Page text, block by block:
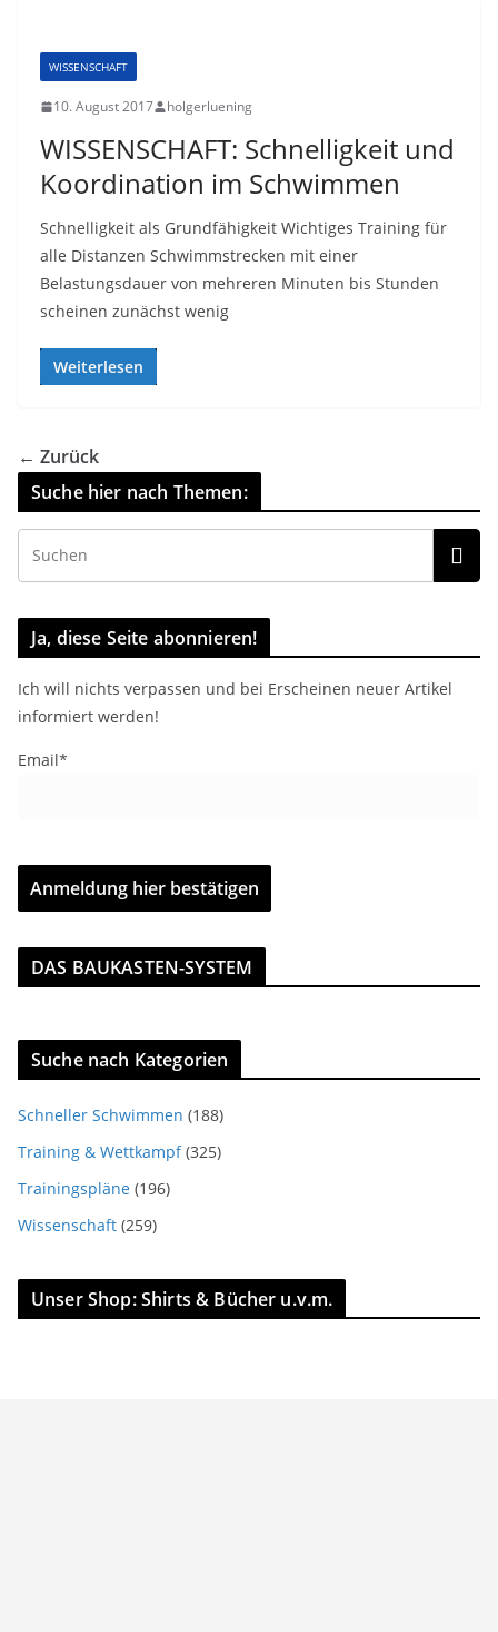
WISSENSCHAFT
10. August 2017 holgerluening
WISSENSCHAFT: Schnelligkeit und
Koordination im Schwimmen
Schnelligkeit als Grundfähigkeit Wichtiges Training für
alle Distanzen Schwimmstrecken mit einer
Belastungsdauer von mehreren Minuten bis Stunden
scheinen zunächst wenig
Weiterlesen
← Zurück
Suche hier nach Themen:
Ja, diese Seite abonnieren!
Ich will nichts verpassen und bei Erscheinen neuer Artikel
informiert werden!
Email*
DAS BAUKASTEN-SYSTEM
Suche nach Kategorien
Schneller Schwimmen (188)
Training & Wettkampf(325)
Trainingspläne (196)
Wissenschaft (259)
Unser Shop: Shirts & Bücher u.v.m.